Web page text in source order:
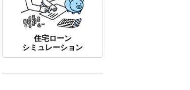
住宅ローン
シミュレーション